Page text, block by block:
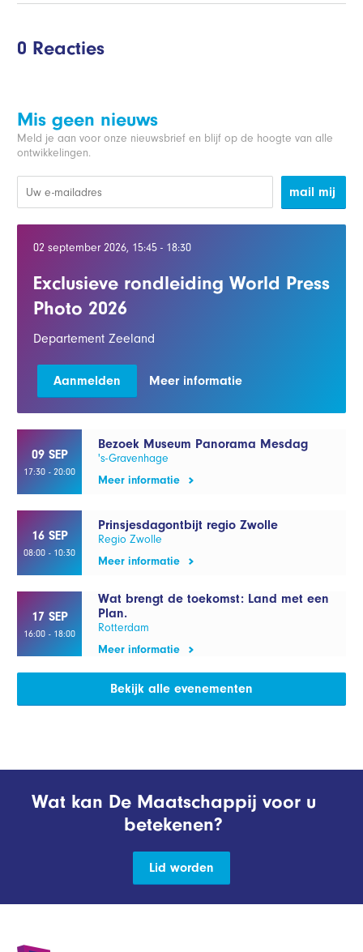
0 Reacties
Mis geen nieuws
Meld je aan voor onze nieuwsbrief en blijf op de hoogte van alle
ontwikkelingen.
mail mij
02 september 2026, 15:45 - 18:30
Exclusieve rondleiding World Press
Photo 2026
Departement Zeeland
Aanmelden Meer informatie
09 SEP
17:30 - 20:00
Bezoek Museum Panorama Mesdag
's-Gravenhage
Meer informatie
16 SEP
08:00 - 10:30
Prinsjesdagontbijt regio Zwolle
Regio Zwolle
Meer informatie
17 SEP
16:00 - 18:00
Wat brengt de toekomst: Land met een
Plan.
Rotterdam
Meer informatie
Bekijk alle evenementen
Wat kan De Maatschappij voor u
betekenen?
Lid worden